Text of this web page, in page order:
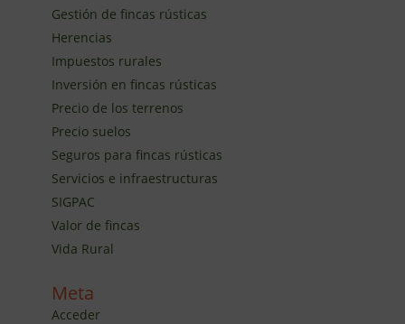
Gestión de fincas rústicas
Herencias
Impuestos rurales
Inversión en fincas rústicas
Precio de los terrenos
Precio suelos
Seguros para fincas rústicas
Servicios e infraestructuras
SIGPAC
Valor de fincas
Vida Rural
Meta
Acceder